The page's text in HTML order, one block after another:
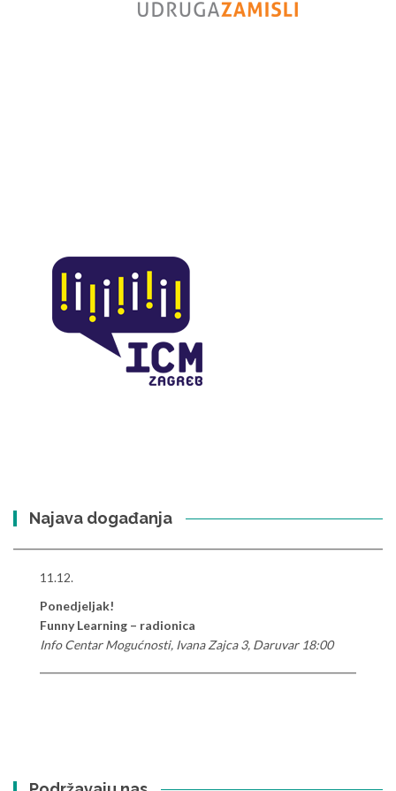
Najava događanja
11.12.
Ponedjeljak!
Funny Learning – radionica
Info Centar Mogućnosti, Ivana Zajca 3, Daruvar 18:00